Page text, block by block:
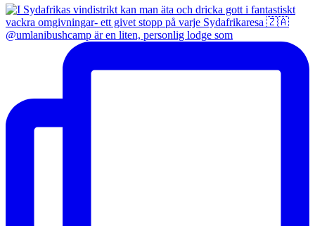
@umlanibushcamp är en liten, personlig lodge som